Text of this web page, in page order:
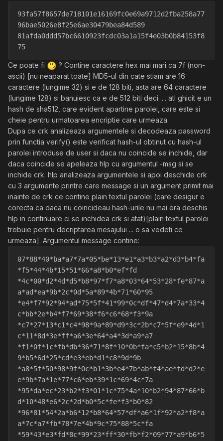
93fa57f8657de718101e16169fc0e69a9712d2fba258a77
96bae5026e8f25e6ae30479bea84d589
81afda0ddd57bc6610923fcdc03a1a15f4e03b0b84153f8
75
Ce poate fi
? Contine caractere hex mai mari ca 7f (non-
ascii) [nu neaparat toate] MD5-ul din cate stiam are 16
caractere (lungime 32) si e de 128 biti, asta are 64 caractere
(lungime 128) si banuiesc ca e de 512 biti deci .... ati ghicit e un
hash de sha512, care evident apartine parolei, care este si
cheie pentru urmatoarea encriptie care urmeaza.
Dupa ce crk analizeaza argumentele si decodeaza password
prin functia verify() este verificat hash-ul obtinut cu hash-ul
parolei introduse de user si daca nu coincide se inchide, dar
daca coincide se apeleaza hlp cu argumentul -msg si se
inchide crk. hlp analizeaza argumentele si apoi deschide crk
cu 3 argumente printre care message si un argument primit mai
inainte de crk ce contine plain textul parolei (care desigur e
corecta ca daca nu coincideau hash-urile nu mai era deschis
hlp in continuare ci se inchidea crk si atat)[plain textul parolei
trebuie pentru decriptarea mesajului ... o sa vedeti ce
urmeaza]. Argumentul message contine:
07*88*40*ba*a7*7a*05*be*13*e1*a3*b3*a2*d3*b4*fa
*f5*44*4b*15*51*66*a8*b0*ef*fd
*4c*00*d2*4d*d5*b8*97*f7*a8*03*64*53*28*fe*87*a
a*ad*ea*9b*2c*0d*5a*89*4b*71*60*95
*e4*f7*92*94*ad*75*5f*41*99*0c*df*47*d4*7a*33*4
c*bb*2e*b4*f7*69*38*f6*c6*68*f3*9a
*c7*27*13*c1*c4*98*9a*89*d9*3c*2b*c7*5f*e9*4d*1
c*11*8d*3e*ff*a6*3e*64*a4*3d*a9*a7
*f1*0f*1c*fb*db*36*71*8f*10*0b*fa*c5*b2*15*8b*4
9*b5*6d*25*cd*e3*eb*d1*c8*9d*9b
*a8*5f*50*98*9f*0c*b1*3b*e4*7b*ab*f4*ae*fd*d2*e
e*9b*7a*1e*77*c6*eb*39*1c*69*4c*7a
*95*da*ec*23*b2*f3*01*1c*75*4a*10*b2*94*87*66*b
d*10*48*e6*2c*2d*b0*5c*fe*f3*b0*82
*96*81*54*2a*b6*12*b8*64*57*df*a6*1f*92*a2*f8*a
a*7c*a7*fb*78*7e*4b*9c*75*88*5c*fa
*59*43*e3*fd*8c*99*23*ff*30*fb*f2*09*77*a9*b6*5